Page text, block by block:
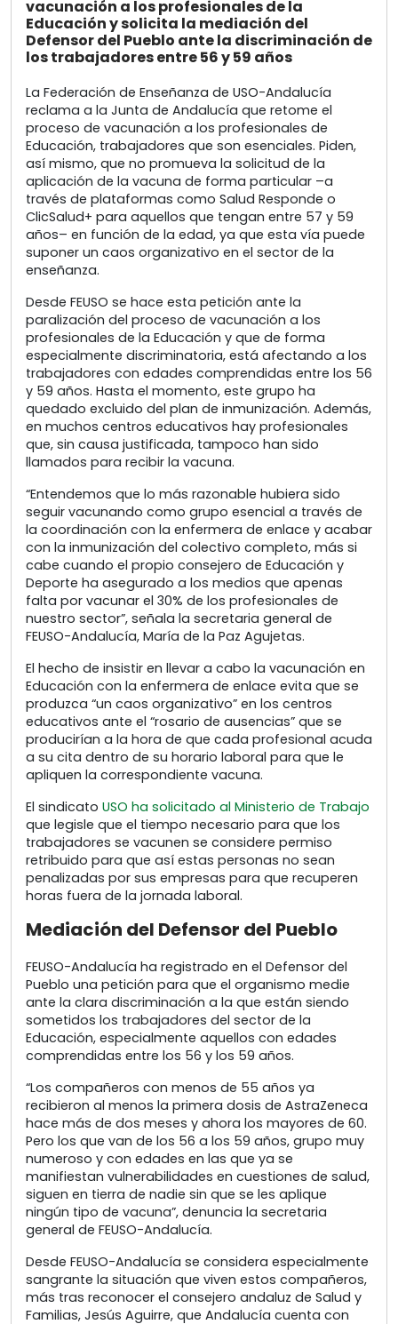
vacunación a los profesionales de la
Educación y solicita la mediación del
Defensor del Pueblo ante la discriminación de
los trabajadores entre 56 y 59 años
La Federación de Enseñanza de USO-Andalucía
reclama a la Junta de Andalucía que retome el
proceso de vacunación a los profesionales de
Educación, trabajadores que son esenciales. Piden,
así mismo, que no promueva la solicitud de la
aplicación de la vacuna de forma particular –a
través de plataformas como Salud Responde o
ClicSalud+ para aquellos que tengan entre 57 y 59
años– en función de la edad, ya que esta vía puede
suponer un caos organizativo en el sector de la
enseñanza.
Desde FEUSO se hace esta petición ante la
paralización del proceso de vacunación a los
profesionales de la Educación y que de forma
especialmente discriminatoria, está afectando a los
trabajadores con edades comprendidas entre los 56
y 59 años. Hasta el momento, este grupo ha
quedado excluido del plan de inmunización. Además,
en muchos centros educativos hay profesionales
que, sin causa justificada, tampoco han sido
llamados para recibir la vacuna.
“Entendemos que lo más razonable hubiera sido
seguir vacunando como grupo esencial a través de
la coordinación con la enfermera de enlace y acabar
con la inmunización del colectivo completo, más si
cabe cuando el propio consejero de Educación y
Deporte ha asegurado a los medios que apenas
falta por vacunar el 30% de los profesionales de
nuestro sector”, señala la secretaria general de
FEUSO-Andalucía, María de la Paz Agujetas.
El hecho de insistir en llevar a cabo la vacunación en
Educación con la enfermera de enlace evita que se
produzca “un caos organizativo” en los centros
educativos ante el “rosario de ausencias” que se
producirían a la hora de que cada profesional acuda
a su cita dentro de su horario laboral para que le
apliquen la correspondiente vacuna.
El sindicato USO ha solicitado al Ministerio de Trabajo
que legisle que el tiempo necesario para que los
trabajadores se vacunen se considere permiso
retribuido para que así estas personas no sean
penalizadas por sus empresas para que recuperen
horas fuera de la jornada laboral.
Mediación del Defensor del Pueblo
FEUSO-Andalucía ha registrado en el Defensor del
Pueblo una petición para que el organismo medie
ante la clara discriminación a la que están siendo
sometidos los trabajadores del sector de la
Educación, especialmente aquellos con edades
comprendidas entre los 56 y los 59 años.
“Los compañeros con menos de 55 años ya
recibieron al menos la primera dosis de AstraZeneca
hace más de dos meses y ahora los mayores de 60.
Pero los que van de los 56 a los 59 años, grupo muy
numeroso y con edades en las que ya se
manifiestan vulnerabilidades en cuestiones de salud,
siguen en tierra de nadie sin que se les aplique
ningún tipo de vacuna”, denuncia la secretaria
general de FEUSO-Andalucía.
Desde FEUSO-Andalucía se considera especialmente
sangrante la situación que viven estos compañeros,
más tras reconocer el consejero andaluz de Salud y
Familias, Jesús Aguirre, que Andalucía cuenta con